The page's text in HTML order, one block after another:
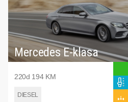
Mercedes E-klasa
220d 194 KM
DIESEL